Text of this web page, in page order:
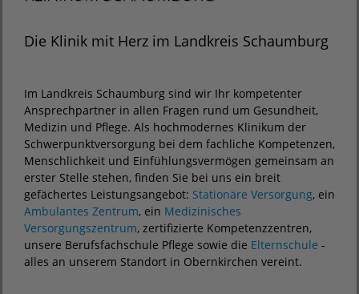
Die Klinik mit Herz im Landkreis Schaumburg
Im Landkreis Schaumburg sind wir Ihr kompetenter
Ansprechpartner in allen Fragen rund um Gesundheit,
Medizin und Pflege. Als hochmodernes Klinikum der
Schwerpunktversorgung bei dem fachliche Kompetenzen,
Menschlichkeit und Einfühlungsvermögen gemeinsam an
erster Stelle stehen, finden Sie bei uns ein breit
gefächertes Leistungsangebot: Stationäre Versorgung, ein
Ambulantes Zentrum, ein Medizinisches
Versorgungszentrum, zertifizierte Kompetenzzentren,
unsere Berufsfachschule Pflege sowie die Elternschule -
alles an unserem Standort in Obernkirchen vereint.